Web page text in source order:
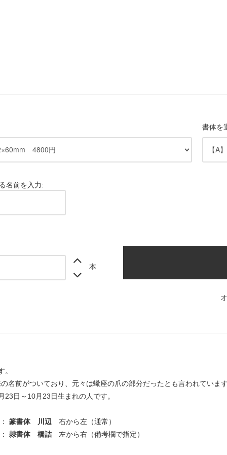
書体を
名前を入力:
本
。
名前がついており、元々は蠍座の爪の部分だったとも言われていま
23日～10月23日生まれの人です。
篆書体 川辺
右から左（通常）
隷書体 橋詰 左から右（備考欄で指定）